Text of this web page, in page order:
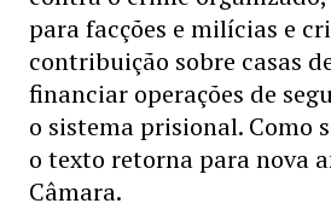
para facções e milícias e
contribuição sobre casas
financiar operações de
o sistema prisional. Como
o texto retorna para nova
Câmara.